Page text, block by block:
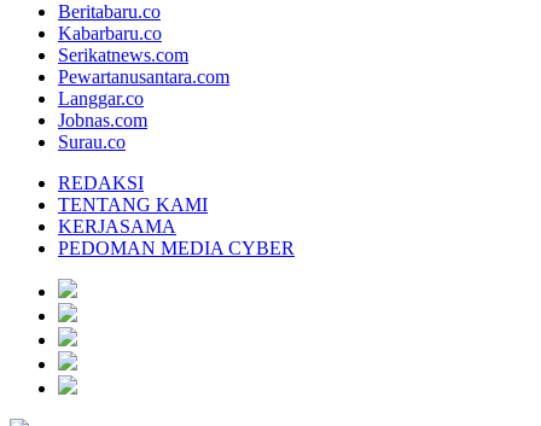
Beritabaru.co
Kabarbaru.co
Serikatnews.com
Pewartanusantara.com
Langgar.co
Jobnas.com
Surau.co
REDAKSI
TENTANG KAMI
KERJASAMA
PEDOMAN MEDIA CYBER